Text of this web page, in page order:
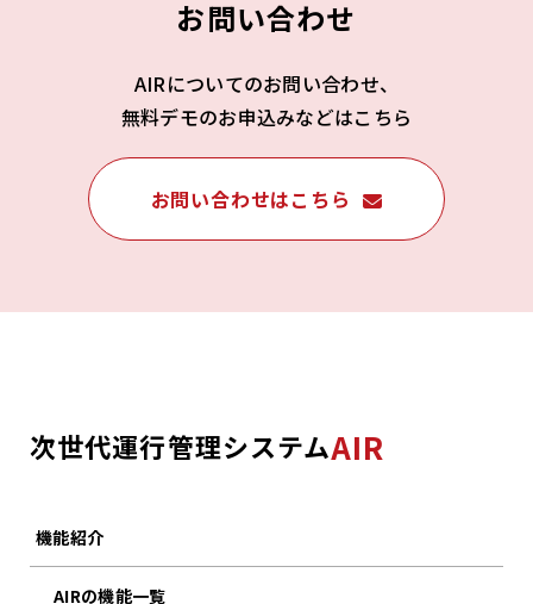
お問い合わせ
AIRについてのお問い合わせ、
無料デモのお申込みなどはこちら
お問い合わせはこちら
次世代運行管理システムAIR
機能紹介
AIRの機能一覧